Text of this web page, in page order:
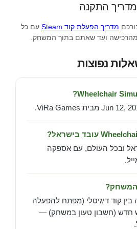
התקנה
מדריך הפעלת קוד Steam
עם כל
ועד שאתם בתוך המשחק.
נפוצות
ובכל העולם, עם אספקה
המשחק?
קוד דיגיטלי (מפתח להפעלה
חדש (חשבון טעון במשחק) —